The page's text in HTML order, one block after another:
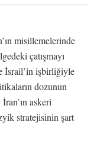
misillemelerinde
çatışmayı
İsrail’in işbirliğiyle
dozunun
askeri
stratejisinin şart